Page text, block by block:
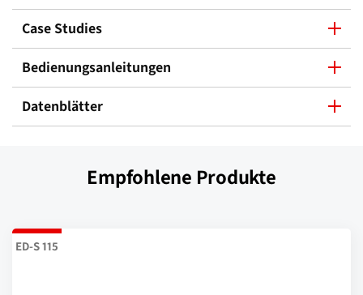
Case Studies
Bedienungsanleitungen
Datenblätter
Empfohlene Produkte
ED-S 115